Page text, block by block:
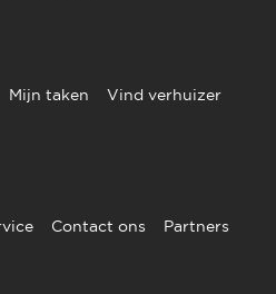
Mijn taken
Vind verhuizer
Contact ons Partners